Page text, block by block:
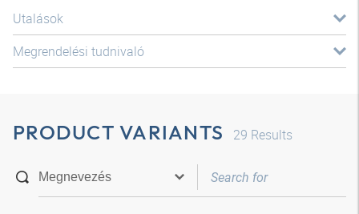
Utalások
Megrendelési tudnivaló
PRODUCT VARIANTS 29 Results